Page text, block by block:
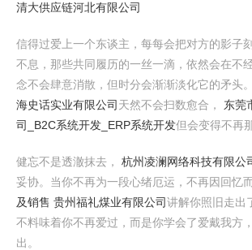
清大供应链河北有限公司
信得过爱上一个东谈主，每每会把对方的影子
不息，那些共同履历的一丝一滴，依然会在不
念不会肆意消散，但时分会渐渐淡化它的矛头
海史话实业有限公司 天然不会扫数愈合， 东莞
司_B2C系统开发_ERP系统开发但会变得不再
健忘不是透澈抹去， 杭州凌澜网络科技有限公
妥协。当你不再为一段心绪厄运，不再因回忆
及销售 贵州福礼煤业有限公司讲解你照旧走出
不料味着你不再爱过，而是你学会了爱戴我方
出。